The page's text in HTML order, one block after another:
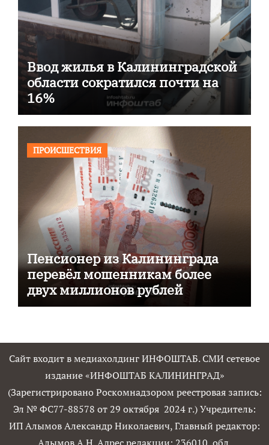
Ввод жилья в Калининградской
области сократился почти на
16%
ПРОИСШЕСТВИЯ
Пенсионер из Калининграда
перевёл мошенникам более
двух миллионов рублей
Сайт входит в медиахолдинг ИНФОШТАБ. СМИ сетевое
издание «ИНФОШТАБ КАЛИНИНГРАД»
(Зарегистрировано Роскомнадзором реестровая запись:
Эл № ФС77-88578 от 29 октября 2024 г.) Учредитель:
ИП Алымов Александр Николаевич, Главный редактор: